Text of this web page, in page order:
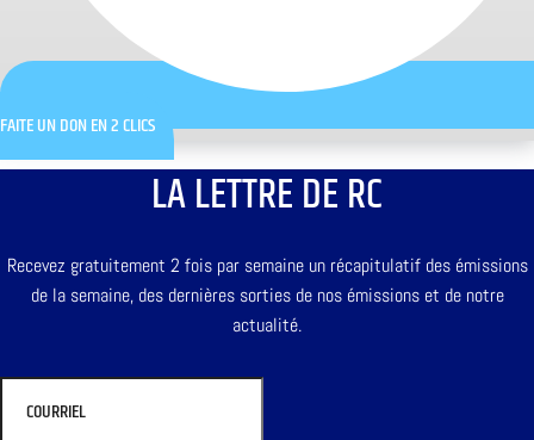
FAITE UN DON EN 2 CLICS
LA LETTRE DE RC
Recevez gratuitement 2 fois par semaine un récapitulatif des émissions
de la semaine, des dernières sorties de nos émissions et de notre
actualité.